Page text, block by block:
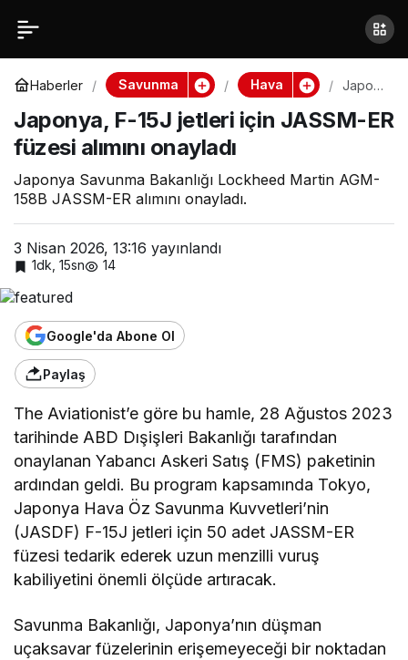
Haberler Savunma Hava
Japon
15J
jetleri
-ER
onayla
Japonya, F-15J jetleri için JASSM-ER
füzesi alımını onayladı
Japonya Savunma Bakanlığı Lockheed Martin AGM-
158B JASSM-ER alımını onayladı.
3 Nisan 2026, 13:16 yayınlandı
1dk, 15sn 14
Google'da Abone Ol
Paylaş
The Aviationist’e göre bu hamle, 28 Ağustos 2023
tarihinde ABD Dışişleri Bakanlığı tarafından
onaylanan Yabancı Askeri Satış (FMS) paketinin
ardından geldi. Bu program kapsamında Tokyo,
Japonya Hava Öz Savunma Kuvvetleri’nin
(JASDF) F-15J jetleri için 50 adet JASSM-ER
füzesi tedarik ederek uzun menzilli vuruş
kabiliyetini önemli ölçüde artıracak.
Savunma Bakanlığı, Japonya’nın düşman
uçaksavar füzelerinin erişemeyeceği bir noktadan
Japonya, F-15J jetleri
için JASSM-ER füzesi
alımını onayladı
Paylaş